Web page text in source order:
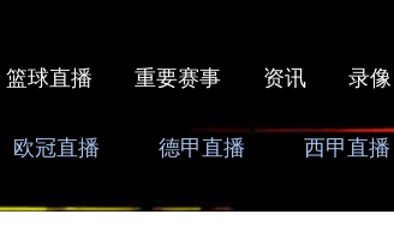
篮球直播 重要赛事 资讯 录像
欧冠直播 德甲直播 西甲直播